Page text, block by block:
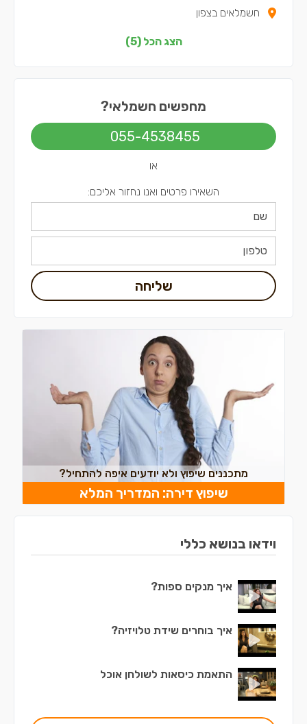
חשמלאים בצפון
חשמלאים בתל אביב
הצג הכל (5)
מחפשים חשמלאי?
055-4538455
או
השאירו פרטים ואנו נחזור אליכם:
שליחה
מתכננים שיפוץ ולא יודעים איפה להתחיל?
שיפוץ דירה: המדריך המלא
וידאו בנושא כללי
איך מנקים ספות?
איך בוחרים שידת טלויזיה?
התאמת כיסאות לשולחן אוכל